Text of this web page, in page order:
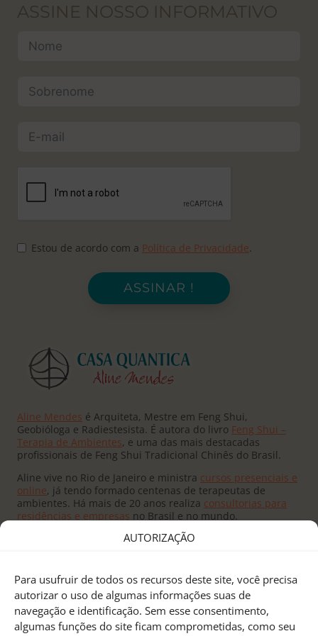
AUTORIZAÇÃO
Para usufruir de todos os recursos deste site, você precisa
autorizar o uso de algumas informações suas de
navegação e identificação. Sem esse consentimento,
algumas funções do site ficam comprometidas, como seu
ASSINE NOSSO INFORMATIVO
Estou de acordo com a Política de Privacidade.
ASSINAR !
Aline Mendes é Arquiteta, Mestre em Feng Shui,
Geobióloga e Radiestesista. É autora do livro Feng Shui –
Terapia de Ambientes, e uma das mais destacadas
profissionais de Feng Shui Tradicional Chinês do Brasil.
Aline vive no Rio de Janeiro e ministra cursos presenciais e
online, já tendo formado centenas de terapeutas de
ambientes. Há mais de 20 anos realiza consultorias para
residências e empresas no Brasil e no mundo.
Fundado pelo Mestre Joseph Yu no Canadá, o
Feng Shui
Research Centeré um centro de pesquisas e treinamento